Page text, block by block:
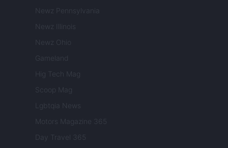
Newz Pennsylvania
Newz Illinois
Newz Ohio
Gameland
Hig Tech Mag
Scoop Mag
Lgbtqia News
Motors Magazine 365
Day Travel 365